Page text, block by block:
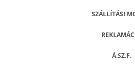
SZÁLLÍTÁSI
Á.SZ.F.